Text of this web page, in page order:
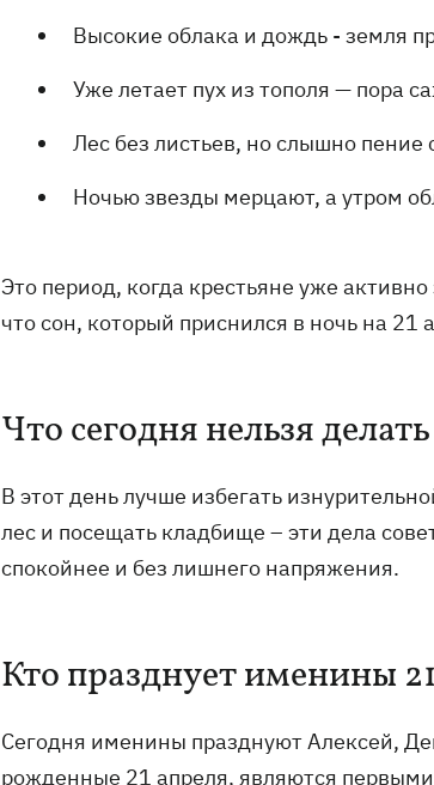
Высокие облака и дождь - земля
Уже летает пух из тополя — пора
Лес без листьев, но слышно
Ночью звезды мерцают, а утром
Это период, когда крестьяне уже
что сон, который приснился в ночь на 21
Что сегодня нельзя делать
В этот день лучше избегать
лес и посещать кладбище – эти дела
спокойнее и без лишнего напряжения.
Кто празднует именины
Сегодня именины празднуют Алексей,
рожденные 21 апреля, являются